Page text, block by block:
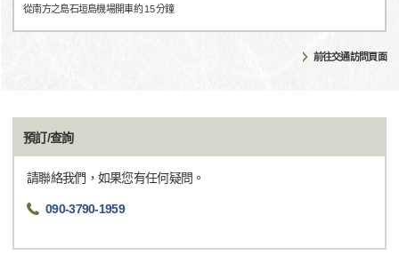
從南方之島石垣島機場開車約 15 分鐘
前往交通訪問頁面
預訂/查詢
請聯絡我們，如果您有任何疑問。
090-3790-1959